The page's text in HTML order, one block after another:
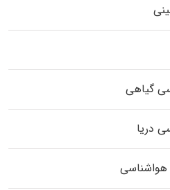
گیاهی
دریا
هواشناسی